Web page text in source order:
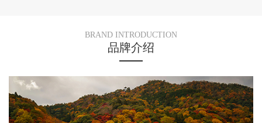
BRAND INTRODUCTION
品牌介绍